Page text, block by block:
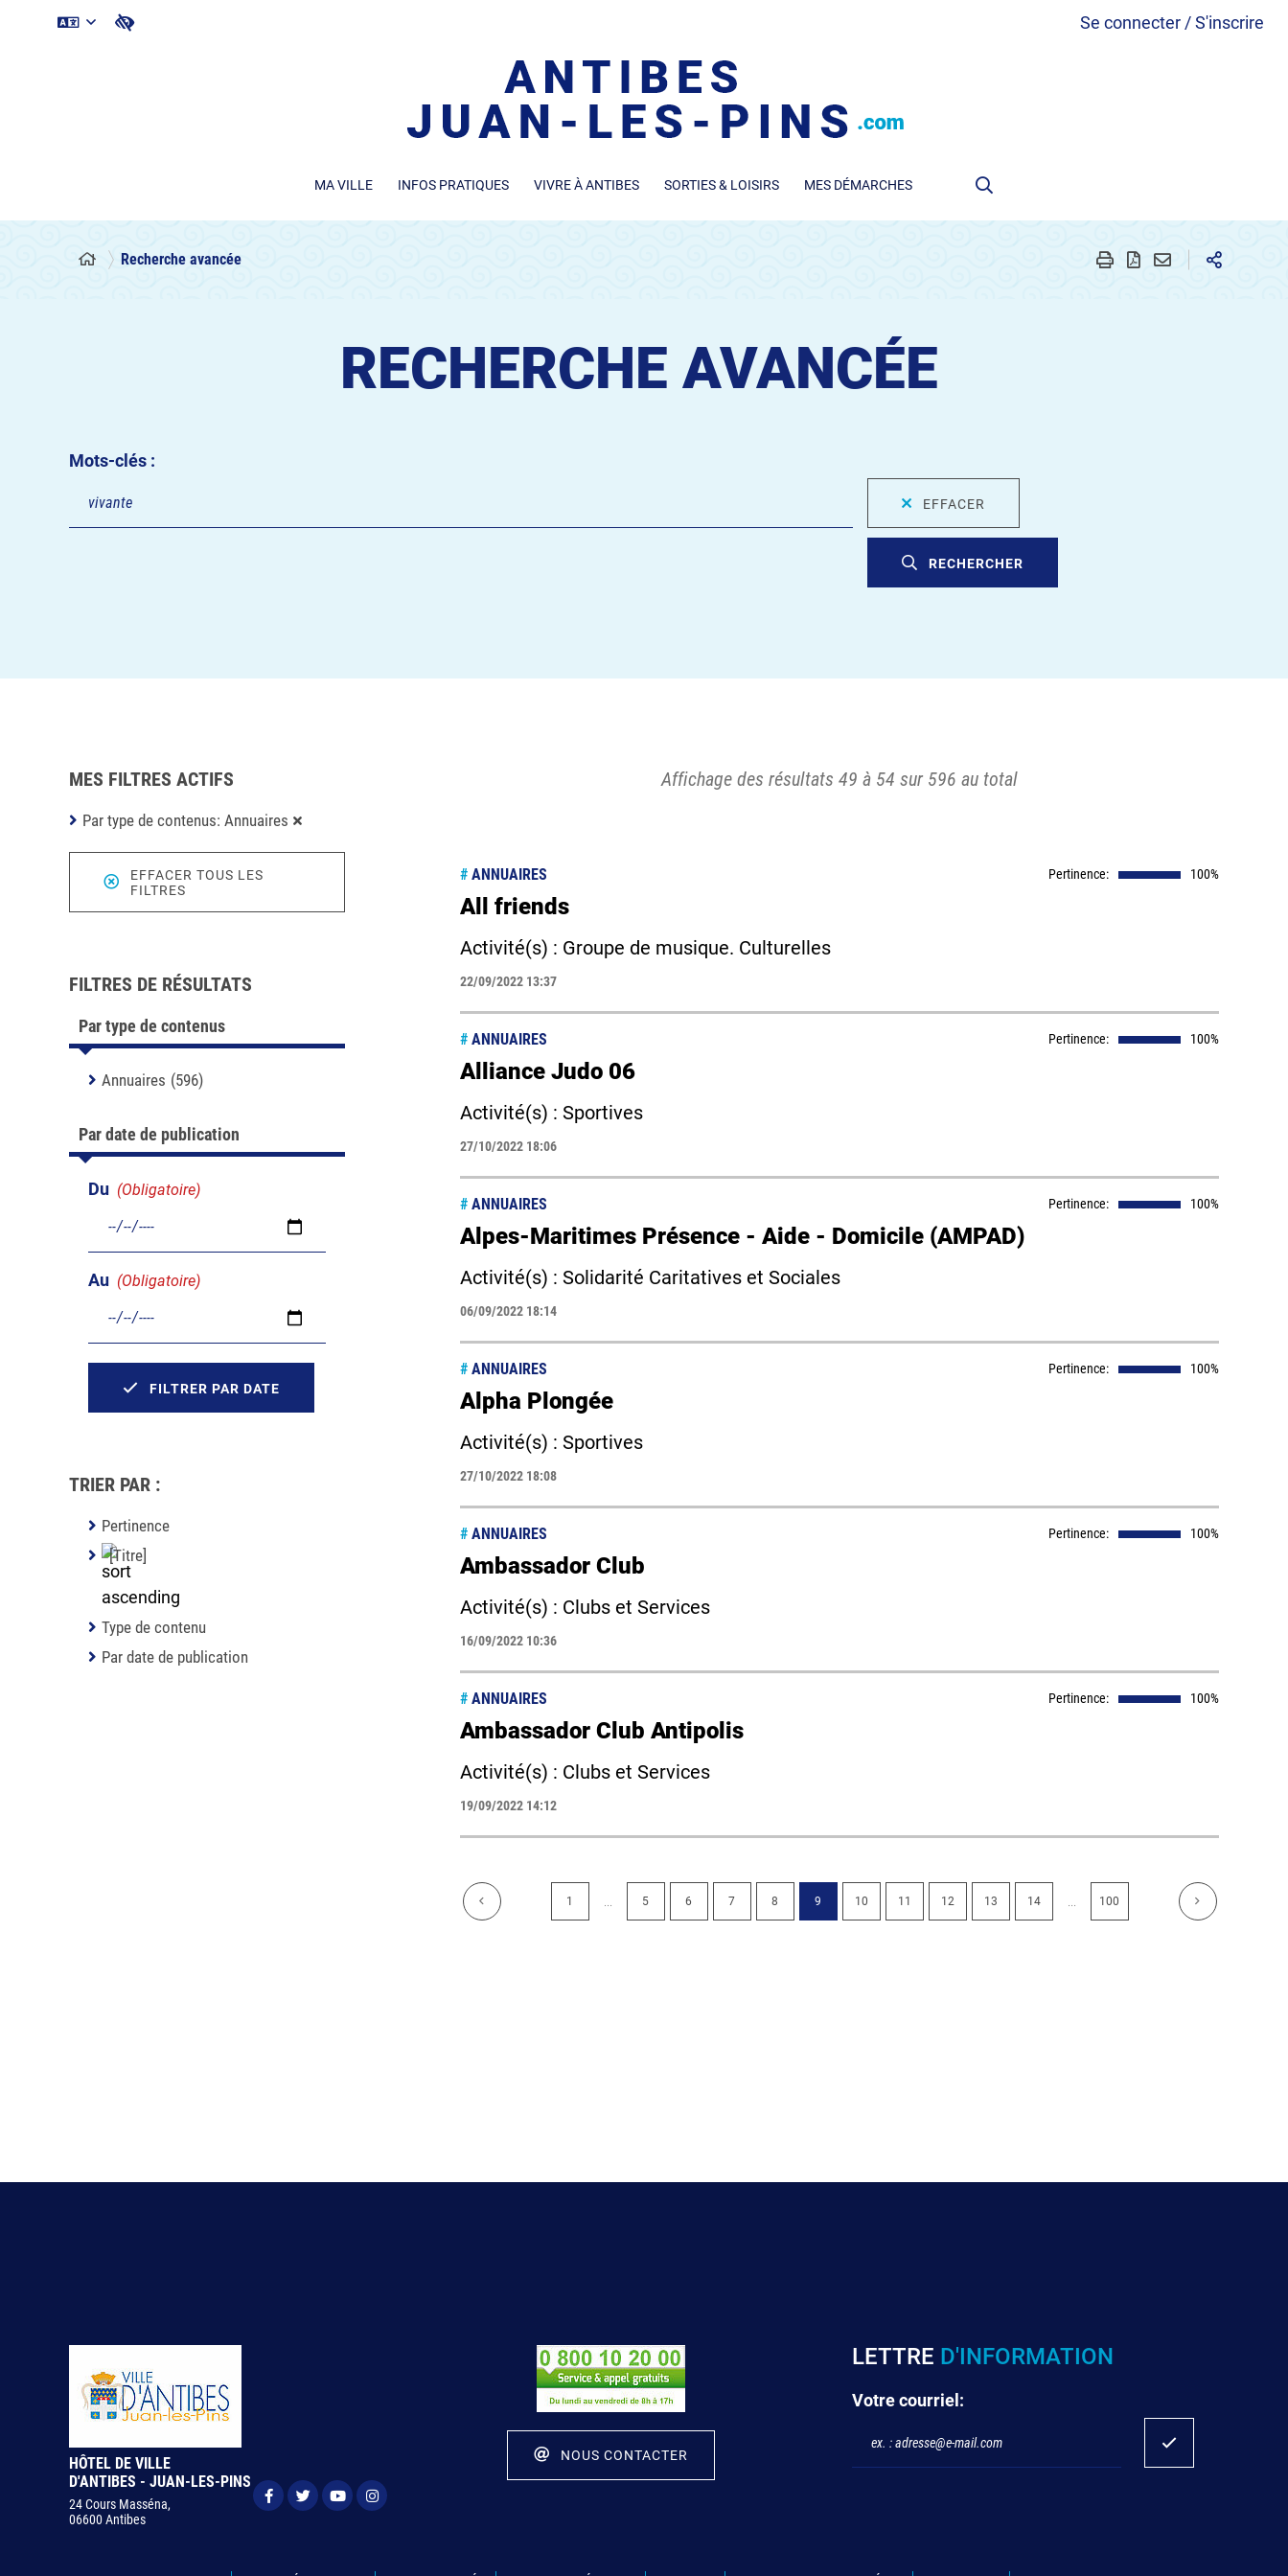
Se connecter / S'inscrire
MA VILLE INFOS PRATIQUES VIVRE À ANTIBES SORTIES & LOISIRS MES DÉMARCHES
Recherche avancée
RECHERCHE AVANCÉE
Mots-clés :
EFFACER
RECHERCHER
Affichage des résultats 49 à 54 sur 596 au total
# ANNUAIRES Pertinence: 100%
All friends
Activité(s) : Groupe de musique. Culturelles
22/09/2022 13:37
# ANNUAIRES Pertinence: 100%
Alliance Judo 06
Activité(s) : Sportives
27/10/2022 18:06
# ANNUAIRES Pertinence: 100%
Alpes-Maritimes Présence - Aide - Domicile (AMPAD)
Activité(s) : Solidarité Caritatives et Sociales
06/09/2022 18:14
# ANNUAIRES Pertinence: 100%
Alpha Plongée
Activité(s) : Sportives
27/10/2022 18:08
# ANNUAIRES Pertinence: 100%
Ambassador Club
Activité(s) : Clubs et Services
16/09/2022 10:36
# ANNUAIRES Pertinence: 100%
Ambassador Club Antipolis
Activité(s) : Clubs et Services
19/09/2022 14:12
1 5 6 7 8 9 10 11 12 13 14 100
MES FILTRES ACTIFS
Par type de contenus: Annuaires
EFFACER TOUS LES
FILTRES
FILTRES DE RÉSULTATS
Par type de contenus
Annuaires (596)
Par date de publication
Du (Obligatoire)
Au (Obligatoire)
FILTRER PAR DATE
TRIER PAR :
Pertinence
[Titre]
Type de contenu
Par date de publication
HÔTEL DE VILLE
D'ANTIBES - JUAN-LES-PINS
24 Cours Masséna,
06600 Antibes
NOUS CONTACTER
LETTRE D'INFORMATION
Votre courriel: